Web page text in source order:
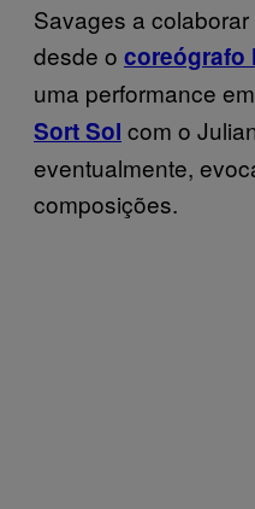
Savages a
desde o coreógrafo
uma performance
Sort Sol com o
eventualmente,
composições.